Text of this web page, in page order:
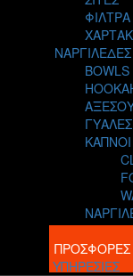
ΝΑΡΓΙΛΕΔΕΣ
BLOG
ΠΡΟΣΦΟΡΕΣ
ΥΠΗΡΕΣΙΕΣ